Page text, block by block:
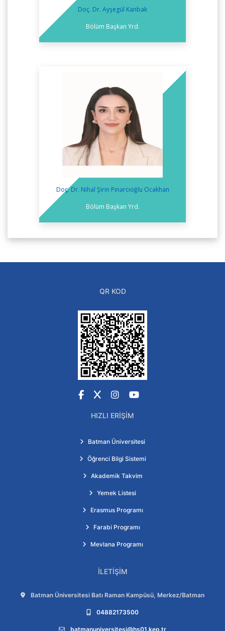
Doç. Dr. Ayşegül Kanbak
Bölüm Başkan Yrd.
Doç. Dr. Nihal Şirin Pınarcıoğlu Ocakhan
Bölüm Başkan Yrd.
QR KOD
Facebook
X Instagram
YouTube
HIZLI ERIŞIM
Batman Üniversitesi
Öğrenci Bilgi Sistemi
Akademik Takvim
Yemek Listesi
Erasmus Programı
Farabi Programı
Mevlana Programı
İLETIŞIM
Adres:
Batman Üniversitesi Batı Raman Kampüsü, Merkez/Batman
Telefon:
04882173500
E-posta:
batmanuniversitesi@hs01.kep.tr